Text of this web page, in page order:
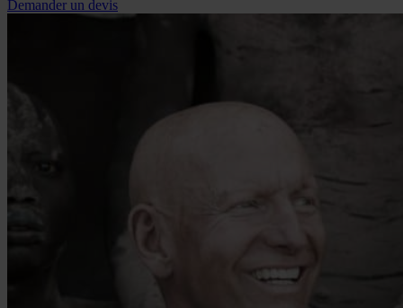
Demander un devis